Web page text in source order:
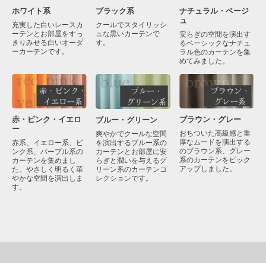
ホワイト系
充実した白いレースカ
ーテンとお部屋をすっ
きりみせる白いオーダ
ーカーテンです。
ブラック系
クールでスタイリッシ
ュな黒いカーテンで
す。
ナチュラル・ベージ
ュ
安らぎの空間を演出す
るベーシックなナチュ
ラル色のカーテンを集
めてみました。
赤・ピンク・イエロ
ー
赤系、イエロー系、ピ
ンク系、パープル系の
カーテンを集めまし
た。やさしく明るく華
やかな空間を演出しま
す。
ブルー・グリーン
爽やかでクールな空間
を演出するブルー系の
カーテンとお部屋に安
らぎと潤いを与えるグ
リーン系のカーテンコ
レクションです。
ブラウン・グレー
おちついた高級感と重
厚なムードを演出する
のブラウン系、グレー
系のカーテンをピック
アップしました。